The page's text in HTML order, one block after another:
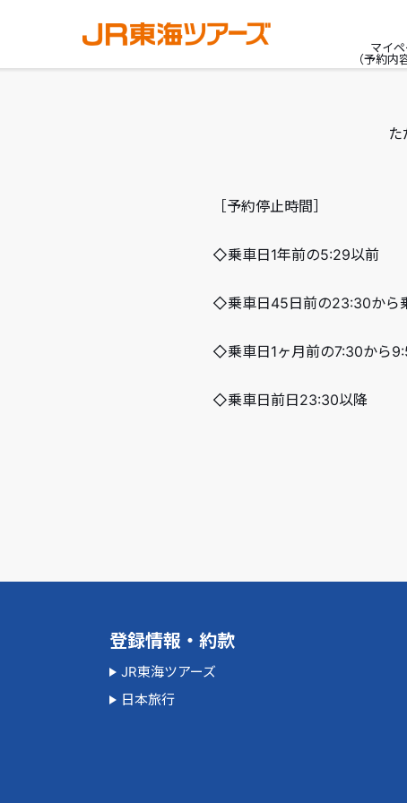
マイ
（予約内
た
［予約停止時間］
◇乗車日1年前の5:29以前
◇乗車日45日前の23:30から
◇乗車日1ヶ月前の7:30から
◇乗車日前日23:30以降
登録情報・約款
JR東海ツアーズ
日本旅行